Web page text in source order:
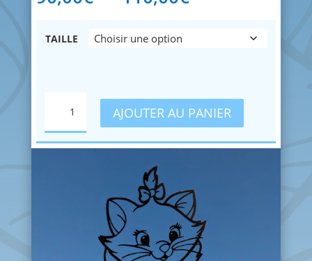
de
TAILLE
ARISTOCHATS
AJOUTER AU PANIER